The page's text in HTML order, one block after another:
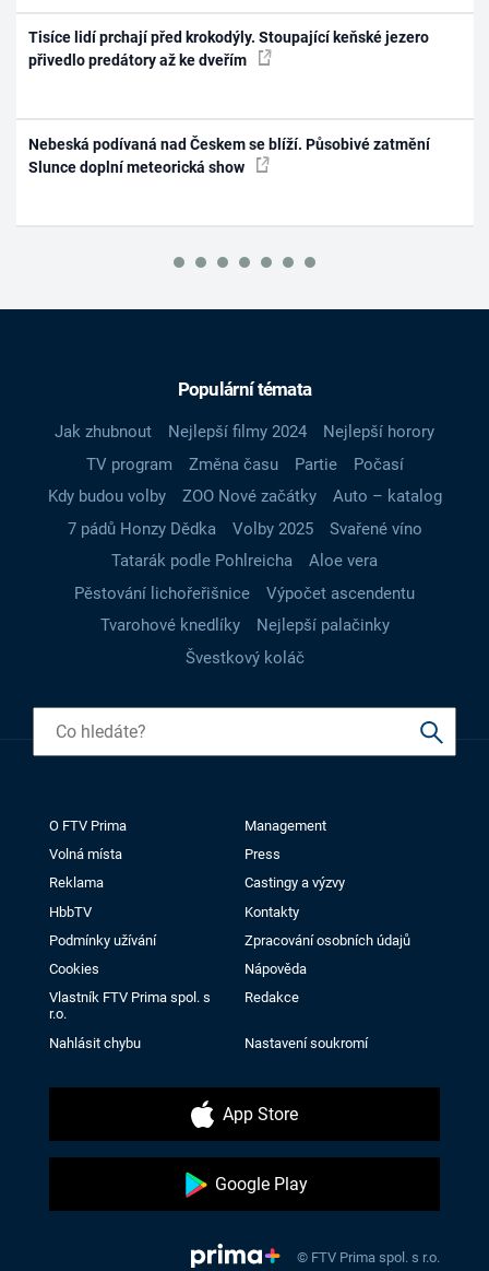
Tisíce lidí prchají před krokodýly. Stoupající keňské jezero
přivedlo predátory až ke dveřím
Nebeská podívaná nad Českem se blíží. Působivé zatmění
Slunce doplní meteorická show
Populární témata
Jak zhubnout Nejlepší filmy 2024
Nejlepší horory
TV program
Změna času Partie
Počasí
Kdy budou volby
ZOO Nové začátky
Auto – katalog
7 pádů Honzy Dědka
Volby 2025
Svařené víno
Tatarák podle Pohlreicha
Aloe vera
Pěstování lichořeřišnice
Výpočet ascendentu
Tvarohové knedlíky
Nejlepší palačinky
Švestkový koláč
O FTV Prima
Management
Volná místa
Press
Reklama
Castingy a výzvy
HbbTV
Kontakty
Podmínky užívání
Zpracování osobních údajů
Cookies
Nápověda
Vlastník FTV Prima spol. s
r.o.
Redakce
Nahlásit chybu Nastavení soukromí
App Store
Google Play
© FTV Prima spol. s r.o.